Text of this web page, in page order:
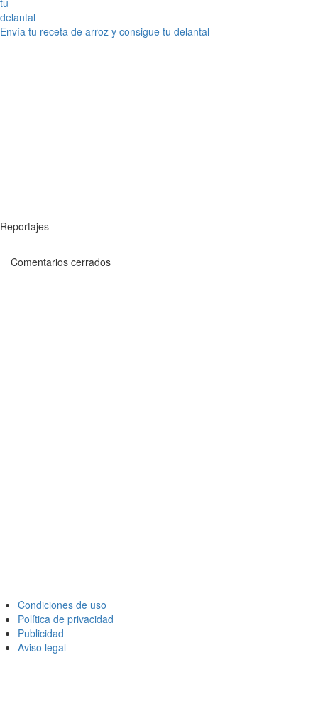
Envía tu receta de arroz y consigue tu delantal
Reportajes
Comentarios cerrados
Condiciones de uso
Política de privacidad
Publicidad
Aviso legal